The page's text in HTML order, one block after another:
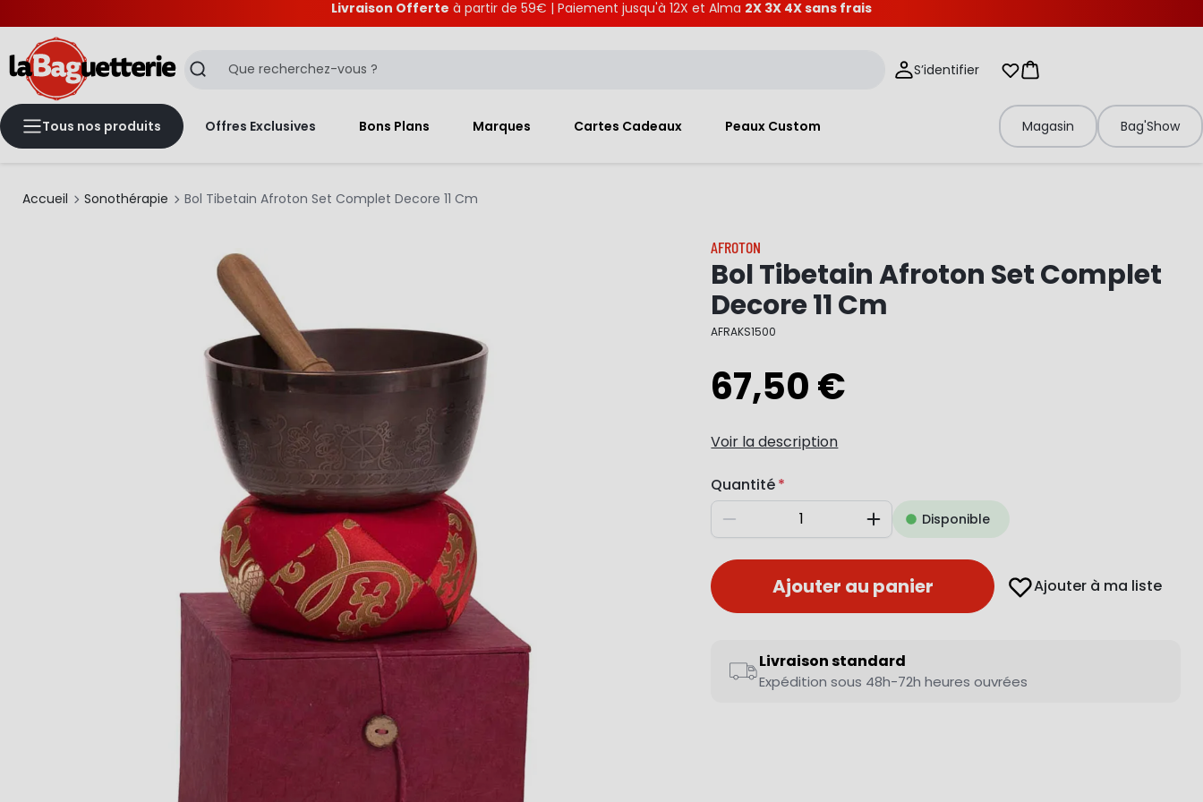
Livraison Offerte à partir de 59€ | Paiement jusqu'à 12X et Alma 2X 3X 4X sans frais
Recherche S’identifier Mes listes d'envies
Panier
Tous nos produits Offres Exclusives Bons Plans Marques Cartes Cadeaux Peaux Custom Magasin Bag'Show
Accueil Sonothérapie Bol Tibetain Afroton Set Complet Decore 11 Cm
AFROTON
Bol Tibetain Afroton Set Complet
Decore 11 Cm
AFRAKS1500
67,50 €
Voir la description
Quantité
Diminuer AugmenterDisponible
Ajouter au panier Ajouter à ma liste
Livraison standard
Expédition sous 48h-72h heures ouvrées